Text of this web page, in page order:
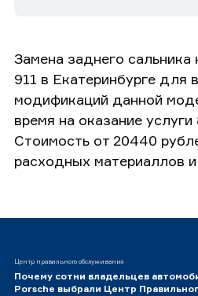
Замена заднего
911 в Екатеринбурге для
модификаций данной
время на оказание
Стоимость от 20440
расходных материаллов
Центр правильного обслуживания
Почему сотни владельцев
Porsche выбрали Центр